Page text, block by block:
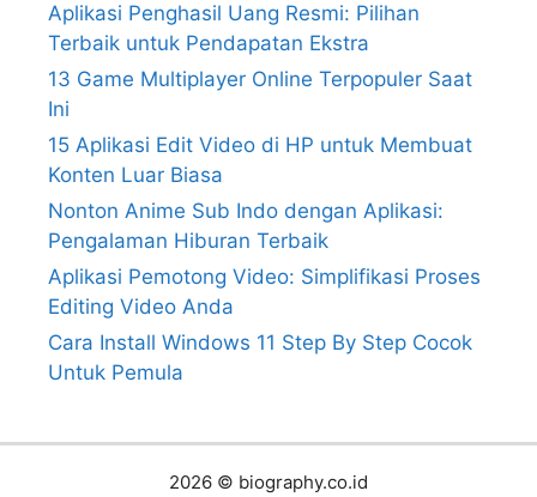
Aplikasi Penghasil Uang Resmi: Pilihan
Terbaik untuk Pendapatan Ekstra
13 Game Multiplayer Online Terpopuler Saat
Ini
15 Aplikasi Edit Video di HP untuk Membuat
Konten Luar Biasa
Nonton Anime Sub Indo dengan Aplikasi:
Pengalaman Hiburan Terbaik
Aplikasi Pemotong Video: Simplifikasi Proses
Editing Video Anda
Cara Install Windows 11 Step By Step Cocok
Untuk Pemula
2026 © biography.co.id